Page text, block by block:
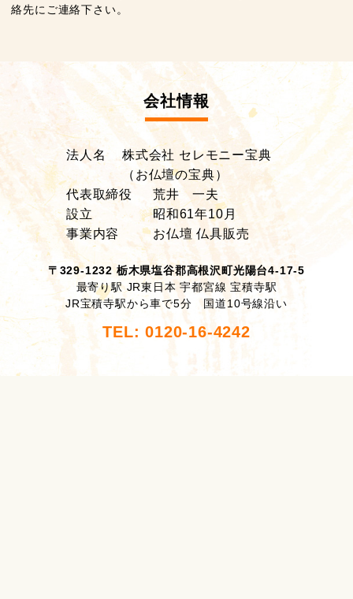
絡先にご連絡下さい。
会社情報
法人名
株式会社 セレモニー宝典
（お仏壇の宝典）
代表取締役
荒井 一夫
設立
昭和61年10月
事業内容
お仏壇 仏具販売
〒329-1232 栃木県塩谷郡高根沢町光陽台4-17-5
最寄り駅 JR東日本 宇都宮線 宝積寺駅
JR宝積寺駅から車で5分 国道10号線沿い
TEL: 0120-16-4242